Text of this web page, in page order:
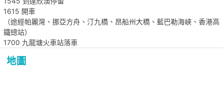
1615 開車
（途經帕麗灣、挪亞方舟、汀九橋、昂船州大橋、藍巴勒海峽、香港高
鐵總站）
1700 九龍塘火車站落車
地圖